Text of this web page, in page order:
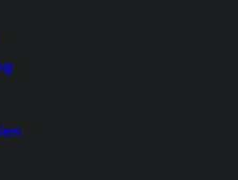
einige Verhaltensregeln.